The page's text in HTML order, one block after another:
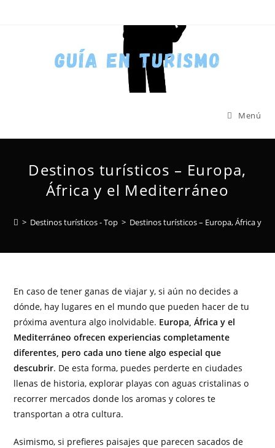
Menú
Destinos turísticos – Europa,
África y el Mediterráneo
> Destinos turísticos - Top > Destinos turísticos – Europa, África y el
En caso de tener ganas de viajar y, si aún no decides a
dónde, hay lugares en el mundo que pueden hacer de tu
próxima aventura algo inolvidable. Europa, África y el
Mediterráneo ofrecen experiencias completamente
diferentes, pero cada uno tiene algo especial que
descubrir. De esta forma, puedes perderte en ciudades
llenas de historia, explorar playas con aguas cristalinas o
recorrer mercados donde los aromas y colores te
transportan a otra cultura.
Asimismo, si prefieres paisajes que parecen sacados de